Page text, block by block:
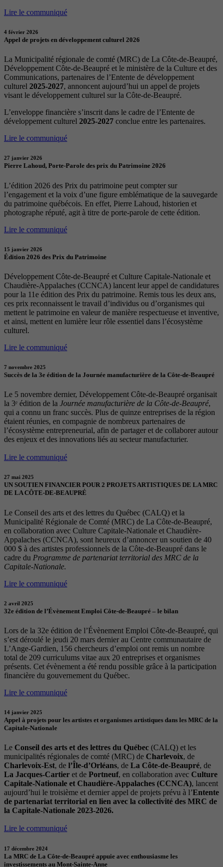
Lire le communiqué
4 février 2026
Appel de projets en développement culturel 2026
La Municipalité régionale de comté (MRC) de La Côte-de-Beaupré,
Développement Côte-de-Beaupré et le ministère de la Culture et des
Communications, partenaires de l’Entente de développement
culturel 2025-2027, annoncent aujourd’hui un appel de projets
visant le développement culturel sur la Côte-de-Beaupré.
L’enveloppe financière s’inscrit dans le cadre de l’Entente de
développement culturel 2025-2027 conclue entre les partenaires.
Lire le communiqué
27 janvier 2026
Pierre Lahoud, Porte-Parole des prix du Patrimoine 2026
L’édition 2026 des Prix du patrimoine peut compter sur
l’engagement et la voix d’une figure emblématique de la sauvegarde
du patrimoine québécois. En effet, Pierre Lahoud, historien et
photographe réputé, agit à titre de porte-parole de cette édition.
Lire le communiqué
15 janvier 2026
Édition 2026 des Prix du Patrimoine
Développement Côte-de-Beaupré et Culture Capitale-Nationale et
Chaudière-Appalaches (CCNCA) lancent leur appel de candidatures
pour la 11e édition des Prix du patrimoine. Remis tous les deux ans,
ces prix reconnaissent le travail d’individus ou d’organismes qui
mettent le patrimoine en valeur de manière respectueuse et inventive,
et ainsi, mettent en lumière leur rôle essentiel dans l’écosystème
culturel.
Lire le communiqué
7 novembre 2025
Succès de la 3e édition de la Journée manufacturière de la Côte-de-Beaupré
Le 5 novembre dernier, Développement Côte-de-Beaupré organisait
la 3ᵉ édition de la Journée manufacturière de la Côte-de-Beaupré,
qui a connu un franc succès. Plus de quinze entreprises de la région
étaient réunies, en compagnie de nombreux partenaires de
l’écosystème entrepreneurial, afin de partager et de collaborer autour
des enjeux et des innovations liés au secteur manufacturier.
Lire le communiqué
27 mai 2025
UN SOUTIEN FINANCIER POUR 2 PROJETS ARTISTIQUES DE LA MRC
DE LA CÔTE-DE-BEAUPRÉ
Le Conseil des arts et des lettres du Québec (CALQ) et la
Municipalité Régionale de Comté (MRC) de La Côte-de-Beaupré,
en collaboration avec Culture Capitale-Nationale et Chaudière-
Appalaches (CCNCA), sont heureux d’annoncer un soutien de 40
000 $ à des artistes professionnels de la Côte-de-Beaupré dans le
cadre du Programme de partenariat territorial des MRC de la
Capitale-Nationale.
Lire le communiqué
2 avril 2025
32e édition de l’Évènement Emploi Côte-de-Beaupré – le bilan
Lors de la 32e édition de l’Évènement Emploi Côte-de-Beaupré, qui
s’est déroulé le jeudi 20 mars dernier au Centre communautaire de
L’Ange-Gardien, 156 chercheurs d’emploi ont remis un nombre
total de 209 curriculums vitae aux 20 entreprises et organismes
présents. Cet évènement a été rendu possible grâce à la participation
financière du gouvernement du Québec.
Lire le communiqué
14 janvier 2025
Appel à projets pour les artistes et organismes artistiques dans les MRC de la
Capitale-Nationale
Le Conseil des arts et des lettres du Québec (CALQ) et les
municipalités régionales de comté (MRC) de Charlevoix, de
Charlevoix-Est, de l’Île-d’Orléans, de La Côte-de-Beaupré, de
La Jacques-Cartier et de Portneuf, en collaboration avec Culture
Capitale-Nationale et Chaudière-Appalaches (CCNCA), lancent
aujourd’hui le troisième et dernier appel de projets prévu à l’Entente
de partenariat territorial en lien avec la collectivité des MRC de
la Capitale-Nationale 2023-2026.
Lire le communiqué
17 décembre 2024
La MRC de La Côte-de-Beaupré appuie avec enthousiasme les
investissements au Mont-Sainte-Anne